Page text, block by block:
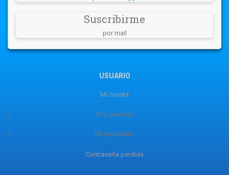
Suscribirme
por mail
USUARIO
Mi cuenta
Mis pedidos
Mi monedero
Contraseña perdida